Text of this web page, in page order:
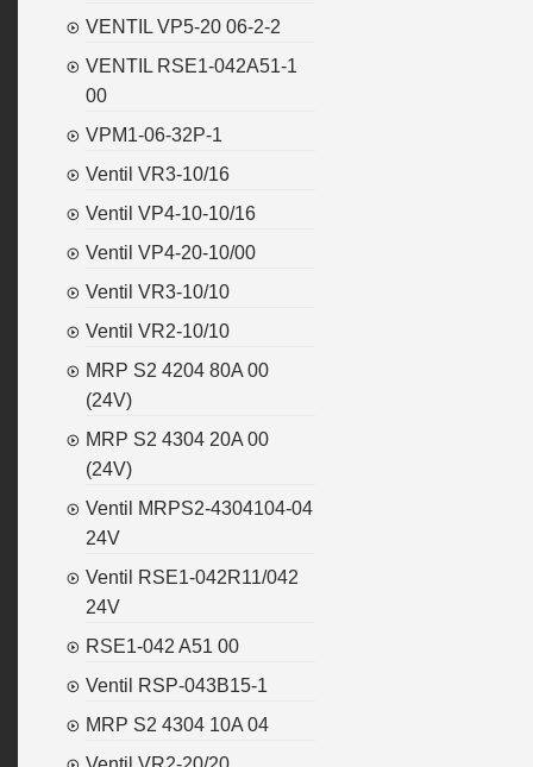
VENTIL VP5-20 06-2-2
VENTIL RSE1-042A51-1
00
VPM1-06-32P-1
Ventil VR3-10/16
Ventil VP4-10-10/16
Ventil VP4-20-10/00
Ventil VR3-10/10
Ventil VR2-10/10
MRP S2 4204 80A 00
(24V)
MRP S2 4304 20A 00
(24V)
Ventil MRPS2-4304104-04
24V
Ventil RSE1-042R11/042
24V
RSE1-042 A51 00
Ventil RSP-043B15-1
MRP S2 4304 10A 04